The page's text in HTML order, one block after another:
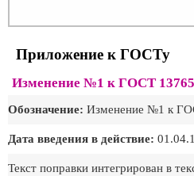
Приложение к ГОСТу
Изменение №1 к ГОСТ
Обозначение: Изменение №1 к
Дата введения в действие:
Текст поправки интегрирован в